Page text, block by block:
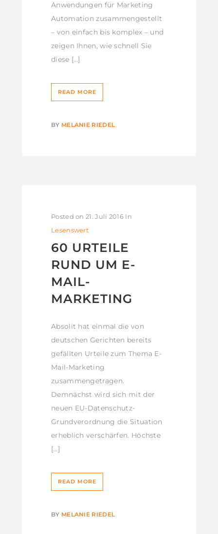
Anwendungen für Marketing
Automation zusammengestellt
– von einfach bis komplex – und
zeigen Ihnen, wie schnell Sie
diese […]
READ MORE
BY MELANIE RIEDEL
Posted on 21. Juli 2016 In
Lesenswert
60 URTEILE
RUND UM E-
MAIL-
MARKETING
Absolit hat einmal die von
deutschen Gerichten bereits
gefällten Urteile zum Thema E-
Mail-Marketing
zusammengetragen.
Demnächst wird sich mit der
neuen EU-Datenschutz-
Grundverordnung die Situation
erheblich verschärfen. Höchste
[…]
READ MORE
BY MELANIE RIEDEL